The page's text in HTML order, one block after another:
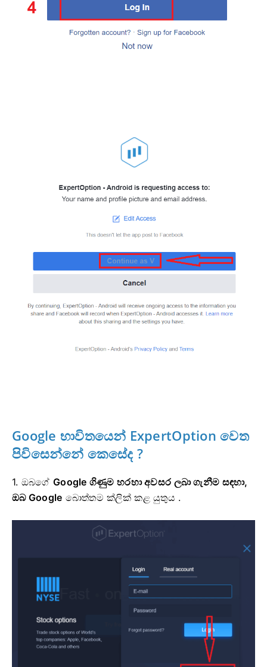
Google භාවිතයෙන් ExpertOption වෙත
පිවිසෙන්නේ කෙසේද ?
1. ඔබගේ Google ගිණුම හරහා අවසර ලබා ගැනීම සඳහා,
ඔබ Google බොත්තම ක්ලික් කළ යුතුය .